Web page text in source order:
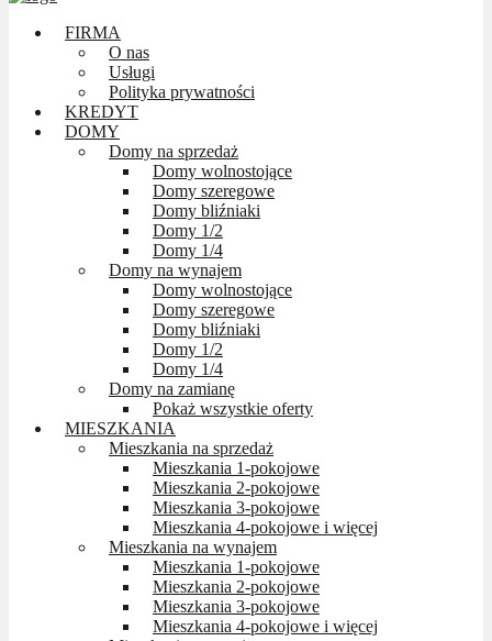
FIRMA
O nas
Usługi
Polityka prywatności
KREDYT
DOMY
Domy na sprzedaż
Domy wolnostojące
Domy szeregowe
Domy bliźniaki
Domy 1/2
Domy 1/4
Domy na wynajem
Domy wolnostojące
Domy szeregowe
Domy bliźniaki
Domy 1/2
Domy 1/4
Domy na zamianę
Pokaż wszystkie oferty
MIESZKANIA
Mieszkania na sprzedaż
Mieszkania 1-pokojowe
Mieszkania 2-pokojowe
Mieszkania 3-pokojowe
Mieszkania 4-pokojowe i więcej
Mieszkania na wynajem
Mieszkania 1-pokojowe
Mieszkania 2-pokojowe
Mieszkania 3-pokojowe
Mieszkania 4-pokojowe i więcej